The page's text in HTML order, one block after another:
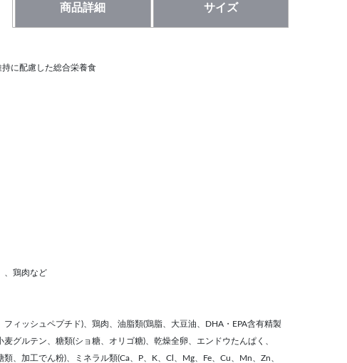
商品詳細 サイズ
に配慮した総合栄養食
、鶏肉など
ィッシュペプチド)、鶏肉、油脂類(鶏脂、大豆油、DHA・EPA含有精製
グルテン、糖類(ショ糖、オリゴ糖)、乾燥全卵、エンドウたんぱく、
、加工でん粉)、ミネラル類(Ca、P、K、Cl、Mg、Fe、Cu、Mn、Zn、